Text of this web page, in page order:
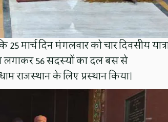
मार्च दिन मंगलवार को चार दिवसीय
लगाकर 56 सदस्यों का दल बस से
राजस्थान के लिए प्रस्थान किया।